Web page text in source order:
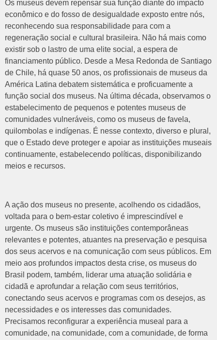
Os museus devem repensar sua função diante do impacto
econômico e do fosso de desigualdade exposto entre nós,
reconhecendo sua responsabilidade para com a
regeneração social e cultural brasileira. Não há mais como
existir sob o lastro de uma elite social, a espera de
financiamento público. Desde a Mesa Redonda de Santiago
de Chile, há quase 50 anos, os profissionais de museus da
América Latina debatem sistemática e proficuamente a
função social dos museus. Na última década, observamos o
estabelecimento de pequenos e potentes museus de
comunidades vulneráveis, como os museus de favela,
quilombolas e indígenas. É nesse contexto, diverso e plural,
que o Estado deve proteger e apoiar as instituições museais
continuamente, estabelecendo políticas, disponibilizando
meios e recursos.
A ação dos museus no presente, acolhendo os cidadãos,
voltada para o bem-estar coletivo é imprescindível e
urgente. Os museus são instituições contemporâneas
relevantes e potentes, atuantes na preservação e pesquisa
dos seus acervos e na comunicação com seus públicos. Em
meio aos profundos impactos desta crise, os museus do
Brasil podem, também, liderar uma atuação solidária e
cidadã e aprofundar a relação com seus territórios,
conectando seus acervos e programas com os desejos, as
necessidades e os interesses das comunidades.
Precisamos reconfigurar a experiência museal para a
comunidade, na comunidade, com a comunidade, de forma